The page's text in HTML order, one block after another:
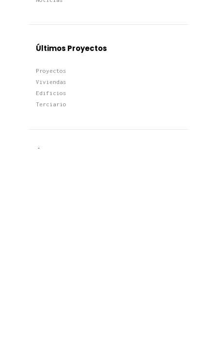
Últimos Proyectos
Proyectos
Viviendas
Edificios
Terciario